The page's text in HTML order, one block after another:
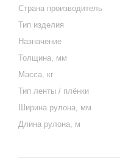
Cтрана производитель
Тип изделия
Назначение
Толщина, мм
Масса, кг
Тип ленты / плёнки
Ширина рулона, мм
Длина рулона, м